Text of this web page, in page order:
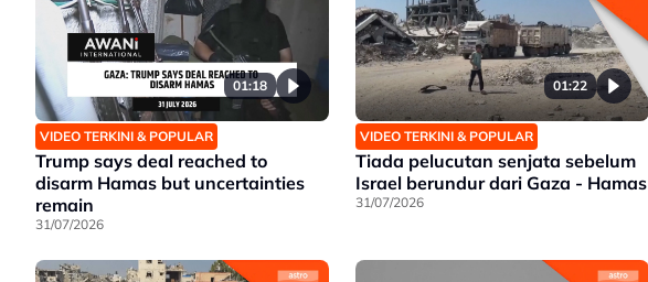
01:18
VIDEO TERKINI & POPULAR
Trump says deal reached to
disarm Hamas but uncertainties
remain
31/07/2026
01:22
VIDEO TERKINI & POPULAR
Tiada pelucutan senjata sebelum
Israel berundur dari Gaza - Hamas
31/07/2026